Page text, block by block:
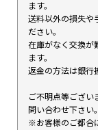
ます。
送料以外の損失や
ださい。
在庫がなく交換が
ます。
返金の方法は銀行
ご不明点等ござい
問い合わせ下さい。
※お客様のご都合